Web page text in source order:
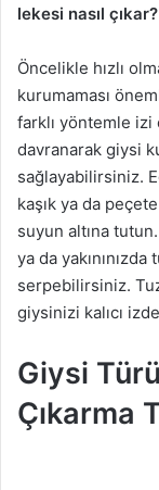
X t
g
ö
n
lekesi nasıl çıkar?
Öncelikle hızlı
kurumaması
farklı yöntemle izi
davranarak giysi
sağlayabilirsiniz.
kaşık ya da
suyun altına tutun.
ya da
serpebilirsiniz.
giysinizi kalıcı
Giysi
Çıkarma